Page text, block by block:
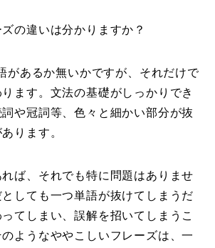
の違いは分かりますか？
があるか無いかですが、それだけで
ます。文法の基礎がしっかりでき
や冠詞等、色々と細かい部分が抜
ります。
ば、それでも特に問題はありませ
しても一つ単語が抜けてしまうだ
てしまい、誤解を招いてしまうこ
ようなややこしいフレーズは、一